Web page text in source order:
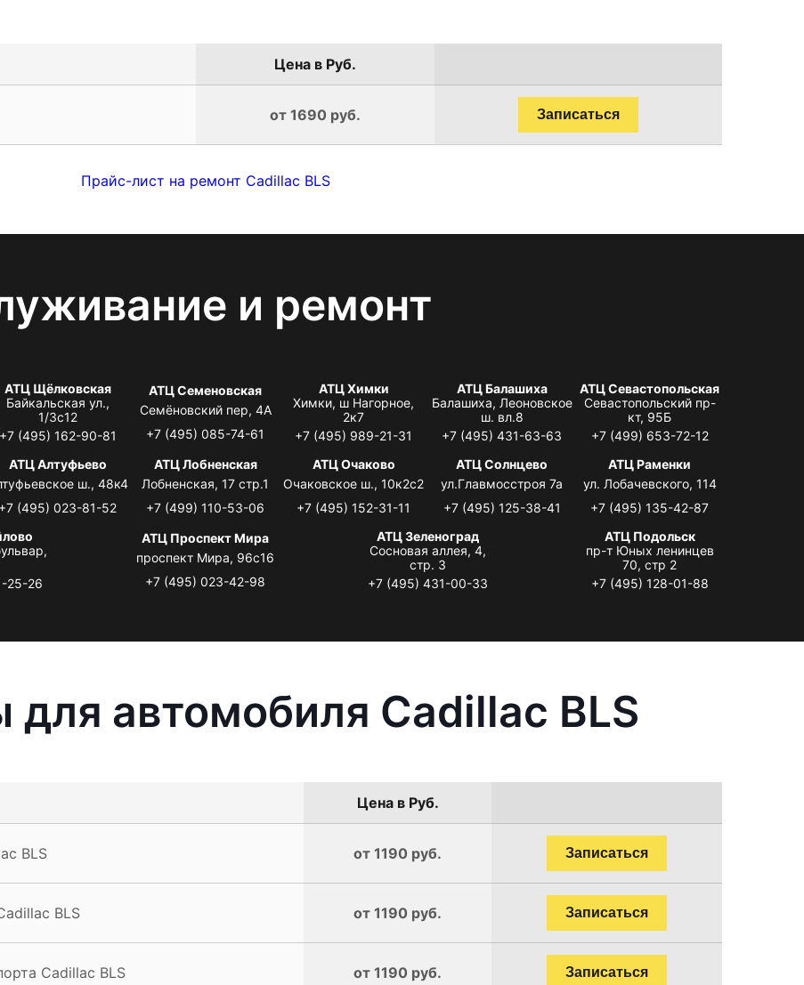
Цена в Руб.
от 1690 руб. Записаться
Прайс-лист на ремонт Cadillac BLS
и ремонт
АТЦ Щёлковская
Байкальская ул.,
1/3с12
+7 (495) 162-90-81
АТЦ Семеновская
Семёновский пер, 4А
+7 (495) 085-74-61
АТЦ Химки
Химки, ш Нагорное,
2к7
+7 (495) 989-21-31
АТЦ Балашиха
Балашиха, Леоновское
ш. вл.8
+7 (495) 431-63-63
АТЦ Севастопольская
Севастопольский пр-
кт, 95Б
+7 (499) 653-72-12
АТЦ Алтуфьево
ш., 48к4
+7 (495) 023-81-52
АТЦ Лобненская
Лобненская, 17 стр.1
+7 (499) 110-53-06
АТЦ Очаково
Очаковское ш., 10к2с2
+7 (495) 152-31-11
АТЦ Солнцево
ул.Главмосстроя 7а
+7 (495) 125-38-41
АТЦ Раменки
ул. Лобачевского, 114
+7 (495) 135-42-87
25-26
АТЦ Проспект Мира
проспект Мира, 96с16
+7 (495) 023-42-98
АТЦ Зеленоград
Сосновая аллея, 4,
стр. 3
+7 (495) 431-00-33
АТЦ Подольск
пр-т Юных ленинцев
70, стр 2
+7 (495) 128-01-88
для автомобиля Cadillac BLS
Цена в Руб.
BLS от 1190 руб. Записаться
BLS от 1190 руб. Записаться
Cadillac BLS от 1190 руб. Записаться